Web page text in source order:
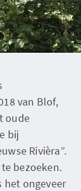
van Blof,
oude
bij
Rivièra”.
bezoeken.
het ongeveer